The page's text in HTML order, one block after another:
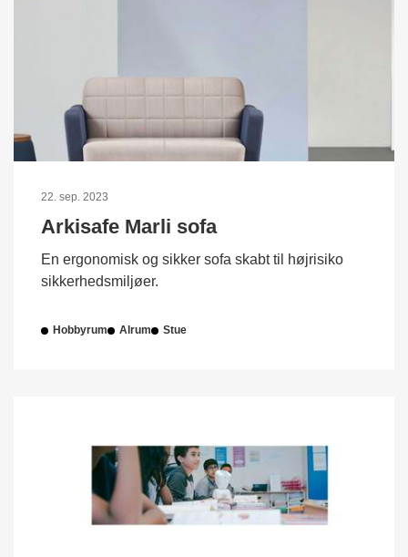
22. sep. 2023
Arkisafe Marli sofa
En ergonomisk og sikker sofa skabt til højrisiko
sikkerhedsmiljøer.
Hobbyrum Alrum Stue